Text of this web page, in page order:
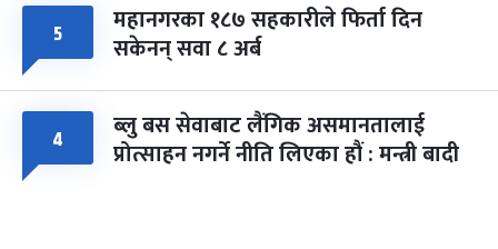
५ महानगरका १८७ सहकारीले फिर्ता दिन
सकेनन् सवा ८ अर्ब
४ ब्लु बस सेवाबाट लैंगिक असमानतालाई
प्रोत्साहन नगर्ने नीति लिएका हौं : मन्त्री बादी